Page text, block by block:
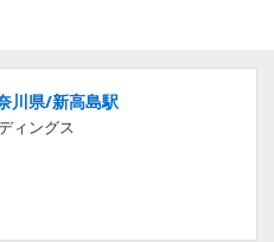
川県/新高島駅
ィングス